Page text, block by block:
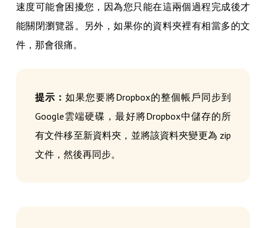
速度可能會困擾您，因為您只能在這兩個過程完成後才
能關閉瀏覽器。另外，如果你的資料夾裡有相當多的文
件，那會很痛。
提示： 如果您要將Dropbox的整個帳戶同步到
Google雲端硬碟，最好將Dropbox中儲存的所
有文件移至新資料夾，並將該資料夾變更為 zip
文件，然後再同步。